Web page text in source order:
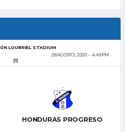
LOUBRIEL STADIUM
28 AGOSTO, 2020
4:49 PM
(1)
HONDURAS PROGRESO